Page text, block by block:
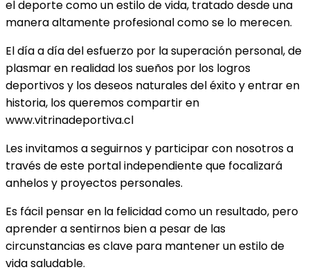
el deporte como un estilo de vida, tratado desde una
manera altamente profesional como se lo merecen.
El día a día del esfuerzo por la superación personal, de
plasmar en realidad los sueños por los logros
deportivos y los deseos naturales del éxito y entrar en
historia, los queremos compartir en
www.vitrinadeportiva.cl
Les invitamos a seguirnos y participar con nosotros a
través de este portal independiente que focalizará
anhelos y proyectos personales.
Es fácil pensar en la felicidad como un resultado, pero
aprender a sentirnos bien a pesar de las
circunstancias es clave para mantener un estilo de
vida saludable.